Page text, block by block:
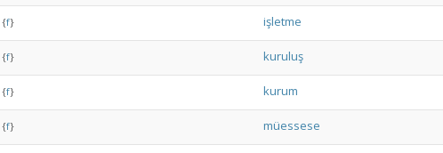
{f} işletme
{f} kuruluş
{f} kurum
{f} müessese